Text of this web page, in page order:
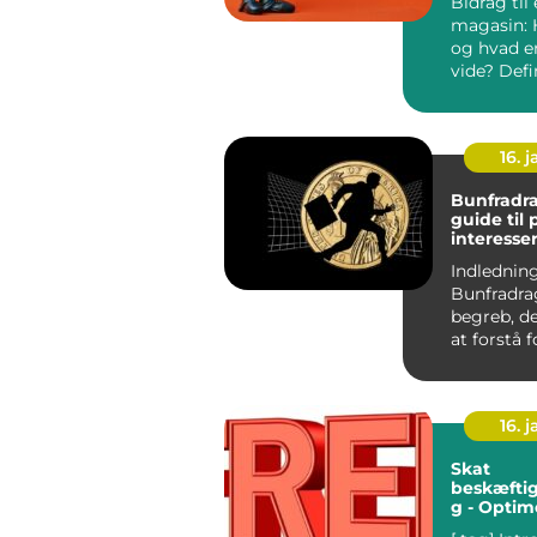
magasin:
og hvad
vide? Definition og
16.
guide til
begreb,
at forstå
16.
Skat
g -